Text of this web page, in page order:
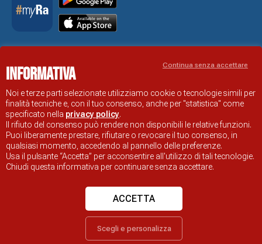
RAVENNA TOURIST INFORMATION OFFICIAL SITE
Informativa
Noi e terze parti selezionate utilizziamo cookie o tecnologie simili per
finalità tecniche e, con il tuo consenso, anche per "statistica" come
specificato nella privacy policy.
Il rifiuto del consenso può rendere non disponibili le relative funzioni.
Puoi liberamente prestare, rifiutare o revocare il tuo consenso, in
qualsiasi momento, accedendo al pannello delle preferenze.
Usa il pulsante “Accetta” per acconsentire all'utilizzo di tali tecnologie.
Chiudi questa informativa per continuare senza accettare.
Scegli e personalizza
ACCETTA
Continua senza accettare